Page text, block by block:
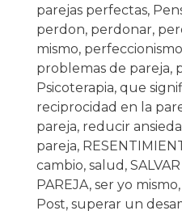
parejas perfectas,
perdon, perdonar,
mismo, perfeccionismo
problemas de pareja,
Psicoterapia, que
reciprocidad en la
pareja, reducir
pareja,
cambio, salud ,
PAREJA, ser yo mismo,
Post, superar un